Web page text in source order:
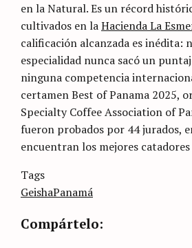
en la Natural. Es un récord
cultivados en laHacienda La
calificación alcanzada es inédita:
especialidad nunca sacó un
ninguna competencia
certamen Best of Panama 2025,
Specialty Coffee Association of
fueron probados por 44 jurados,
encuentran los mejores
Categories
categoría
Tags
GeishaPanamá
Compártelo: